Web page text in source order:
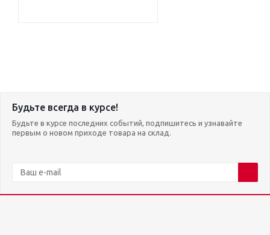
Будьте всегда в курсе!
Будьте в курсе последних событий, подпишитесь и узнавайте
первым о новом приходе товара на склад.